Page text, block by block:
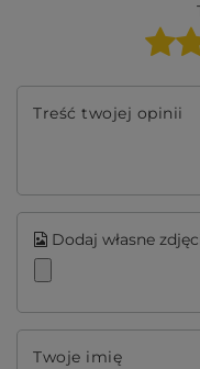
Treść twojej opinii
Dodaj własne
Twoje imię